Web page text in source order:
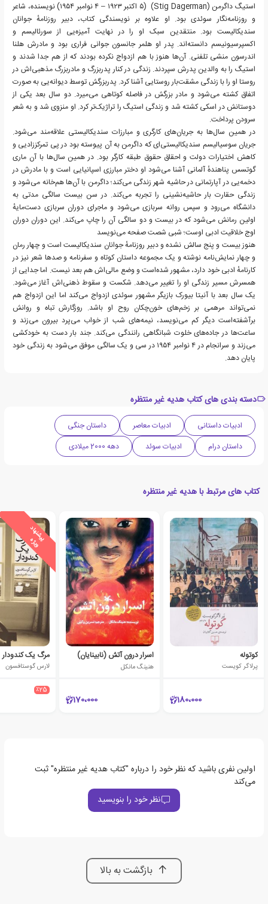
استیگ داگرمن (Stig Dagerman) ‏ (۵ اکتبر ۱۹۲۳ – ۴ نوامبر ۱۹۵۴) نویسنده، شاعر
و روزنامه‌نگار سوئدی بود. او علاوه بر نویسندگی کتاب، دبیر روزنامهٔ جوانان
سندیکالیست بود. منتقدین سبک او را در نهایت آمیزه‌یی از سورئالیسم و
اکسپرسیونیسم دانسته‌اند. پدر او هلمر جانسون جوانی فراری بود و مادرش هلنا
اندرسون منشی تلفنی. آن‌ها هنوز با هم ازدواج نکرده بودند که از هم جدا شدند و
استیگ را به والدین پدرش سپردند. زندگی در کنار پدربزرگ و مادربزرگ مذهبی‌اش در
روستا او را با زندگی مشقت‌بار روستایی آشنا کرد. پدربزرگش توسط دیوانه‌یی به صورت
اتفاق کشته می‌شود و مادر بزرگش در فاصله کوتاهی می‌میرد. دو سال بعد یکی از
دوستانش در اسکی کشته شد و زندگی استیگ را تراژیک‌تر کرد. او منزوی شد و به شعر
سرودن پرداخت.
در همین سال‌ها به جریان‌های کارگری و مبارزات سندیکالیستی علاقه‌مند می‌شود.
جریان سوسیالیسم سندیکالیستی‌ای که داگرمن به آن پیوسته بود در پی تمرکززادیی و
کاهش اختیارات دولت و احقاق حقوق طبقه کارگر بود. در همین سال‌ها با آن ماری
گوتسس پناهندهٔ آلمانی آشنا می‌شود او دختر مبارزی اسپانیایی است و با مادرش در
دخمه‌یی در آپارتمانی در حاشیه شهر زندگی می‌کند؛ داگرمن با آن‌ها هم‌خانه می‌شود و
زندگی حقارت بار حاشیه‌نشینی را تجربه می‌کند. در سن بیست سالگی مدتی به
دانشگاه می‌رود و سپس روانه سربازی می‌شود و ماجرای دوران سربازی دست‌مایهٔ
اولین رمانش می‌شود که در بیست و دو سالگی آن را چاپ می‌کند. این دوران دوران
اوج خلاقیت ادبی اوست؛ شبی شصت صفحه می‌نویسد
هنوز بیست و پنج سالش نشده و دبیر روزنامهٔ جوانان سندیکالیست است و چهار رمان
و چهار نمایش‌نامه نوشته و یک مجموعه داستان کوتاه و سفرنامه و صدها شعر نیز در
کارنامهٔ ادبی خود دارد، مشهور شده‌است و وضع مالی‌اش هم بعد نیست. اما جدایی از
همسرش مسیر زندگی او را تغییر می‌دهد. شکست و سقوط ذهنی‌اش آغاز می‌شود.
یک سال بعد با آنیتا بیورک بازیگر مشهور سوئدی ازدواج می‌کند اما این ازدواج هم
نمی‌تواند مرهمی بر زخم‌های خون‌چکان روح او باشد. روزگارش تباه و روانش
برآشفته‌است دیگر کم می‌نویسد، نیمه‌های شب از خواب می‌پرد بیرون می‌زند و
ساعت‌ها در جاده‌های خلوت شبانگاهی رانندگی می‌کند. جند بار دست به خودکشی
می‌زند و سرانجام در ۴ نوامبر ۱۹۵۴ در سی و یک سالگی موفق می‌شود به زندگی خود
پایان دهد.
دسته بندی های کتاب هدیه غیر منتظره
ادبیات داستانی ادبیات معاصر
داستان جنگی
داستان درام
ادبیات سوئد دهه 2000 میلادی
کتاب های مرتبط با هدیه غیر منتظره
کوتوله
پرلاگر کویست
180،000
اسرار درون آتش (نابینایان)
هنینگ مانکل
170،000
پ
ی
ش
ن
ه
ا
د
و
ی
ژ
ه
مرگ یک کندودار
لارس گوستافسون
٪25
اولین نفری باشید که نظر خود را درباره "کتاب هدیه غیر منتظره" ثبت
می‌کند
نظر خود را بنویسید
بازگشت به بالا